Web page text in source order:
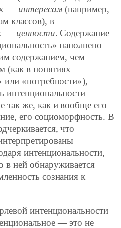
— интересам (например,
классов), в
— ценности. Содержание
наполнено
содержанием, чем
(как в понятиях
или «потребности»),
интенциональности
так же, как и вообще его
его социоморфность. В
что
интенциональности,
в ней обнаруживается
сознания к
интенциональности
— это не